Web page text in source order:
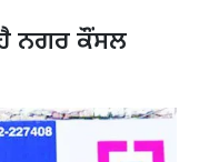
ਨਗਰ ਕੌਂਸਲ